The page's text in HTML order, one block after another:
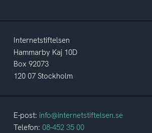
Internetstiftelsen
Hammarby Kaj 10D
Box 92073
120 07 Stockholm
E-post: info@internetstiftelsen.se
Telefon: 08-452 35 00